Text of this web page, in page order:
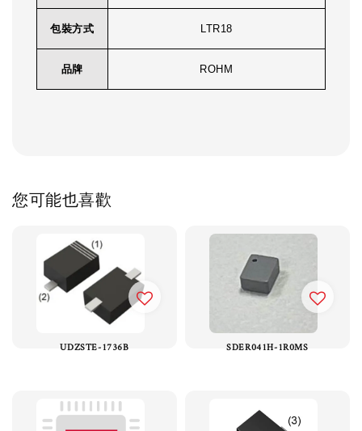
包裝方式 LTR18
品牌 ROHM
您可能也喜歡
UDZSTE-1736B SDER041H-1R0MS